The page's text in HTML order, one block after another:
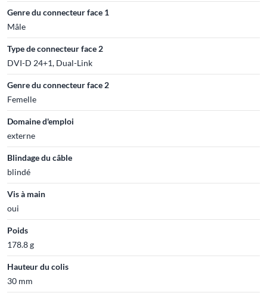
Genre du connecteur face 1
Mâle
Type de connecteur face 2
DVI-D 24+1, Dual-Link
Genre du connecteur face 2
Femelle
Domaine d'emploi
externe
Blindage du câble
blindé
Vis à main
oui
Poids
178.8 g
Hauteur du colis
30 mm